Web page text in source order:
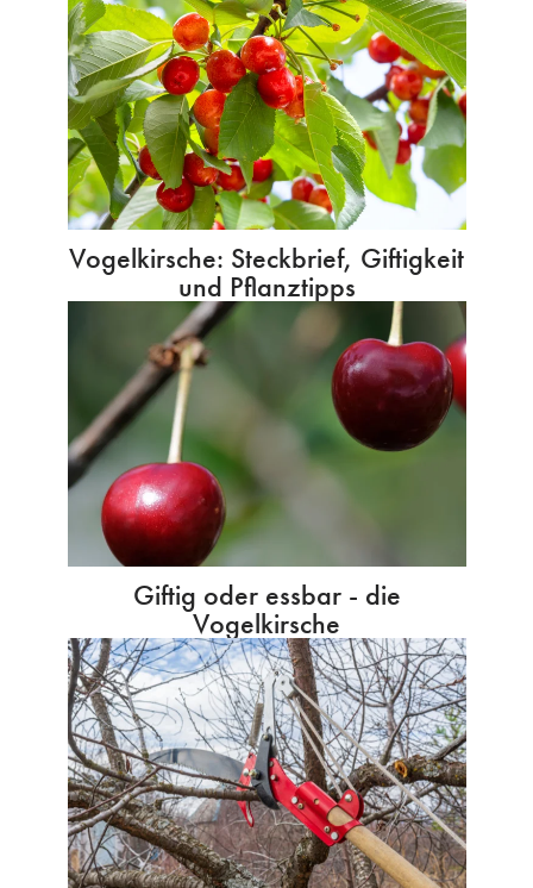
Vogelkirsche: Steckbrief, Giftigkeit
und Pflanztipps
Giftig oder essbar - die
Vogelkirsche